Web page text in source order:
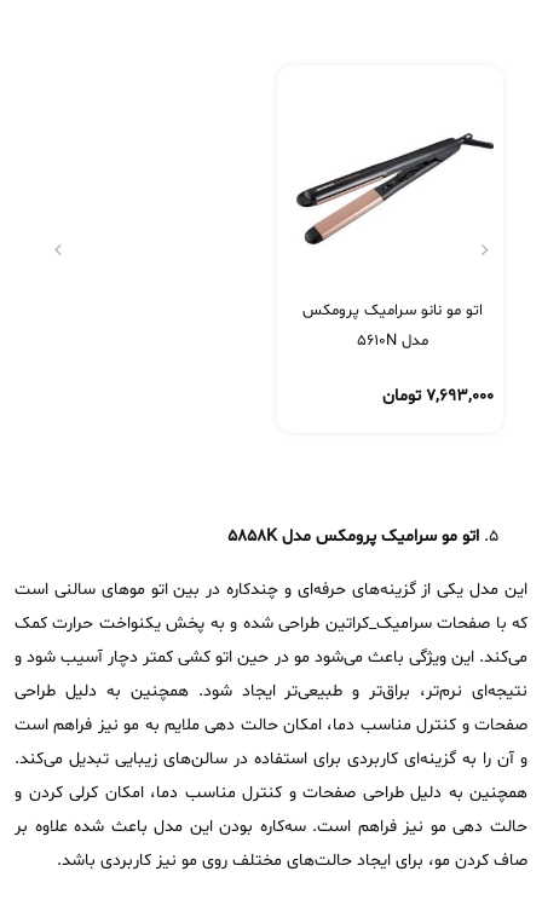
اتو مو نانو سرامیک پرومکس
مدل 5610N
۷,۶۹۳,۰۰۰ تومان
اتو مو سرامیک پرومکس مدل5858K
این مدل یکی از گزینه‌های حرفه‌ای و چندکاره در بین اتو موهای سالنی است
که با صفحات سرامیک_کراتین طراحی شده و به پخش یکنواخت حرارت کمک
می‌کند. این ویژگی باعث می‌شود مو در حین اتو کشی کمتر دچار آسیب شود و
نتیجه‌ای نرم‌تر، براق‌تر و طبیعی‌تر ایجاد شود. همچنین به دلیل طراحی
صفحات و کنترل مناسب دما، امکان حالت ‌دهی ملایم به مو نیز فراهم است
و آن را به گزینه‌ای کاربردی برای استفاده در سالن‌های زیبایی تبدیل می‌کند.
همچنین به دلیل طراحی صفحات و کنترل مناسب دما، امکان کرلی کردن و
حالت‌ دهی مو نیز فراهم است. سه‌کاره بودن این مدل باعث شده علاوه‌ بر
صاف کردن مو، برای ایجاد حالت‌های مختلف روی مو نیز کاربردی باشد.